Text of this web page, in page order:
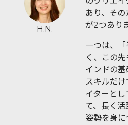
H.N.
あり、そ
が2つあり
一つは、
く、この
インドの
スキルだ
イターと
て、長く
姿勢を身